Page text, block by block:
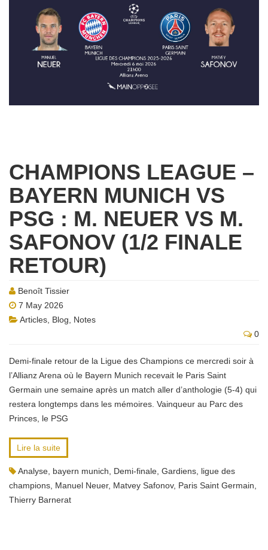
CHAMPIONS LEAGUE –
BAYERN MUNICH VS
PSG : M. NEUER VS M.
SAFONOV (1/2 FINALE
RETOUR)
Benoît Tissier
7 May 2026
Articles Blog
Notes
0
Demi-finale retour de la Ligue des Champions ce mercredi soir à
l’Allianz Arena où le Bayern Munich recevait le Paris Saint
Germain une semaine après un match aller d’anthologie (5-4) qui
restera longtemps dans les mémoires. Vainqueur au Parc des
Princes, le PSG
Lire la suite
Analyse bayern munich Demi-finale Gardiens ligue des
champions Manuel Neuer, Matvey Safonov, Paris Saint Germain
Thierry Barnerat